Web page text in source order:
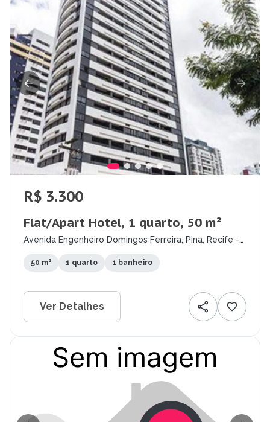
R$ 3.300
Flat/Apart Hotel, 1 quarto, 50 m²
Avenida Engenheiro Domingos Ferreira, Pina, Recife -
50 m² 1 quarto 1 banheiro
Ver Detalhes